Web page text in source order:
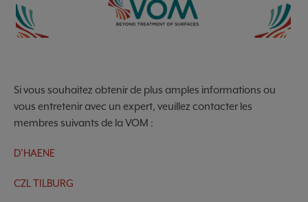
Si vous souhaitez obtenir de plus amples informations ou
vous entretenir avec un expert, veuillez contacter les
membres suivants de la VOM :
D’HAENE
CZL TILBURG